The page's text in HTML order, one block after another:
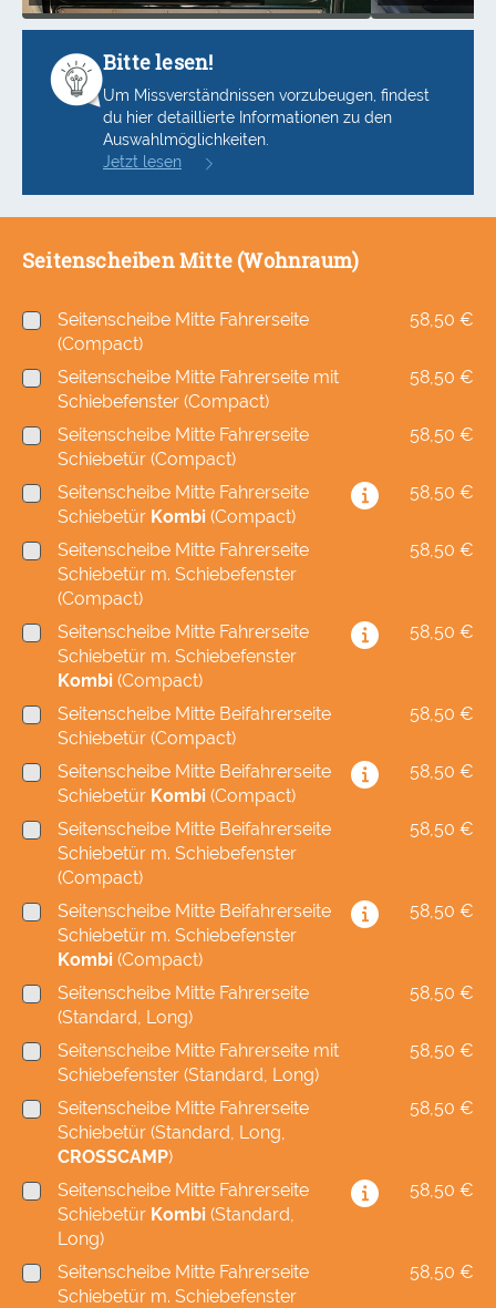
Bitte lesen!
Um Missverständnissen vorzubeugen, findest
du hier detaillierte Informationen zu den
Auswahlmöglichkeiten.
Jetzt lesen
Seitenscheiben Mitte (Wohnraum)
Seitenscheibe Mitte Fahrerseite
(Compact)
58,50 €
Seitenscheibe Mitte Fahrerseite mit
Schiebefenster (Compact)
58,50 €
Seitenscheibe Mitte Fahrerseite
Schiebetür (Compact)
58,50 €
Seitenscheibe Mitte Fahrerseite
Schiebetür Kombi (Compact)
58,50 €
Seitenscheibe Mitte Fahrerseite
Schiebetür m. Schiebefenster
(Compact)
58,50 €
Seitenscheibe Mitte Fahrerseite
Schiebetür m. Schiebefenster
Kombi (Compact)
58,50 €
Seitenscheibe Mitte Beifahrerseite
Schiebetür (Compact)
58,50 €
Seitenscheibe Mitte Beifahrerseite
Schiebetür Kombi (Compact)
58,50 €
Seitenscheibe Mitte Beifahrerseite
Schiebetür m. Schiebefenster
(Compact)
58,50 €
Seitenscheibe Mitte Beifahrerseite
Schiebetür m. Schiebefenster
Kombi (Compact)
58,50 €
Seitenscheibe Mitte Fahrerseite
(Standard, Long)
58,50 €
Seitenscheibe Mitte Fahrerseite mit
Schiebefenster (Standard, Long)
58,50 €
Seitenscheibe Mitte Fahrerseite
Schiebetür (Standard, Long,
CROSSCAMP)
58,50 €
Seitenscheibe Mitte Fahrerseite
Schiebetür Kombi (Standard,
Long)
58,50 €
Seitenscheibe Mitte Fahrerseite
Schiebetür m. Schiebefenster
58,50 €